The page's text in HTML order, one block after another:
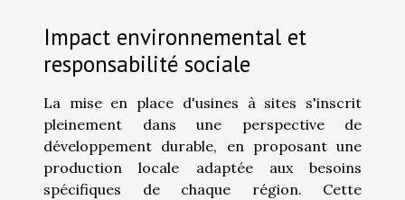
Impact environnemental et
responsabilité sociale
La mise en place d'usines à sites s'inscrit
pleinement dans une perspective de
développement durable, en proposant une
production locale adaptée aux besoins
spécifiques de chaque région. Cette